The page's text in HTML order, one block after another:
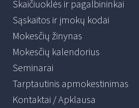
Skaičiuoklės ir pagalbininkai
Sąskaitos ir įmokų kodai
Mokesčių žinynas
Mokesčių kalendorius
Seminarai
Tarptautinis apmokestinimas
Kontaktai / Apklausa